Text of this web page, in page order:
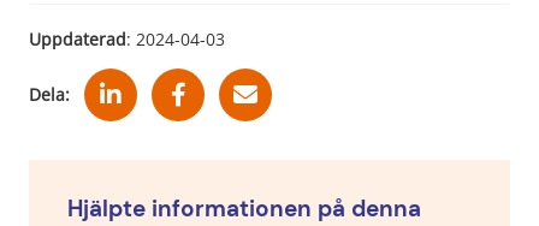
Uppdaterad: 2024-04-03
Dela:
Hjälpte informationen på denna